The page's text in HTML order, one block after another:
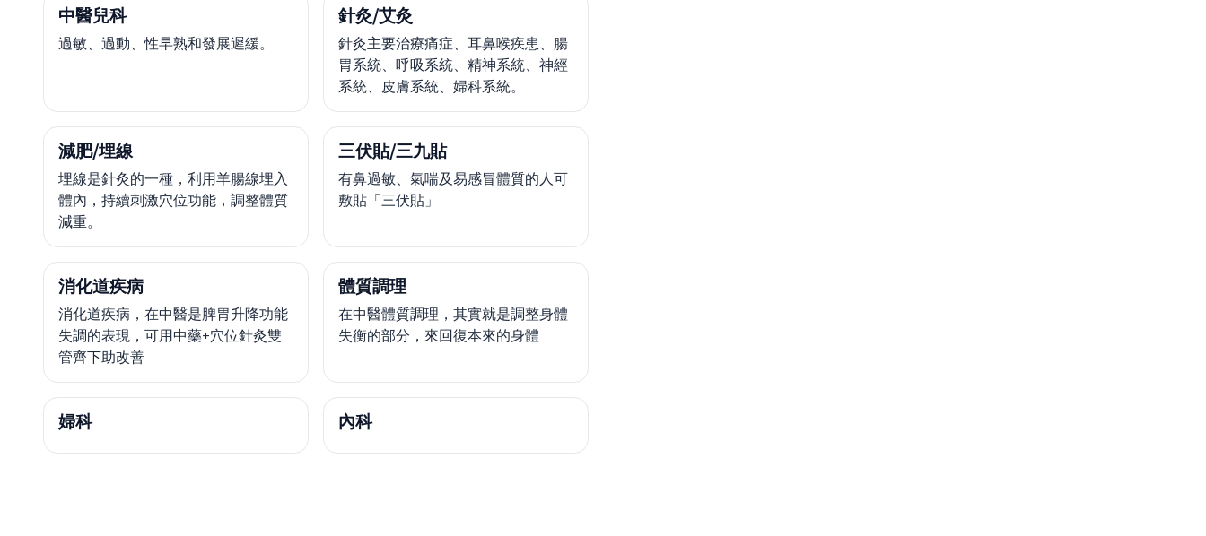
中醫兒科
過敏、過動、性早熟和發展遲緩。
針灸/艾灸
針灸主要治療痛症、耳鼻喉疾患、腸
胃系統、呼吸系統、精神系統、神經
系統、皮膚系統、婦科系統。
減肥/埋線
埋線是針灸的一種，利用羊腸線埋入
體內，持續刺激穴位功能，調整體質
減重。
三伏貼/三九貼
有鼻過敏、氣喘及易感冒體質的人可
敷貼「三伏貼」
消化道疾病
消化道疾病，在中醫是脾胃升降功能
失調的表現，可用中藥+穴位針灸雙
管齊下助改善
體質調理
在中醫體質調理，其實就是調整身體
失衡的部分，來回復本來的身體
婦科 內科